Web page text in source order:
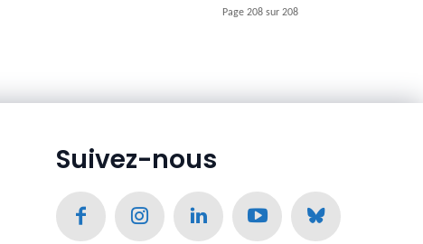
Page 208 sur 208
Suivez-nous